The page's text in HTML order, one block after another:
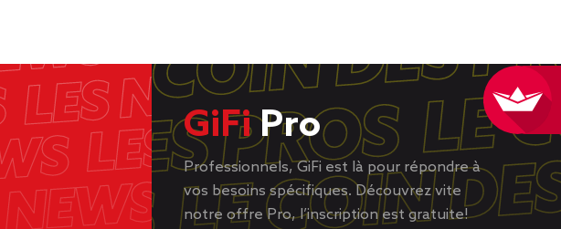
GiFiPro
Professionnels, GiFi est là pour répondre à
vos besoins spécifiques. Découvrez vite
notre offre Pro, l’inscription est gratuite!